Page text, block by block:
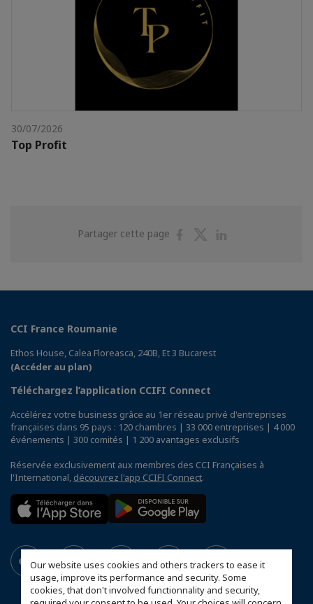
Our website uses cookies and others trackers to ease it
usage, improve its performance and security. Some
cookies, that don't involved functionnality and security,
30/07/2026
Top Profit
Partager cette page
PartagerPartager
CCI France Roumanie
Ethos House, Calea Floreasca, 240B, Et 3 Bucarest
(Accéder au plan)
Téléchargez l’application CCIFI Connect
Accélérez votre business grâce au 1er réseau privé d'entreprises
françaises dans 95 pays : 120 chambres | 33 000 entreprises | 4 000
événements | 300 comités | 1 200 avantages exclusifs
Réservée exclusivement aux membres des CCI Françaises à
l'International, découvrez l'app CCIFI Connect.